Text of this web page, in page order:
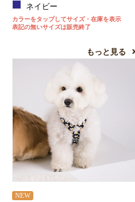
ネイビー
カラーをタップしてサイズ・在庫を表示
表記の無いサイズは販売終了
もっと見る
NEW